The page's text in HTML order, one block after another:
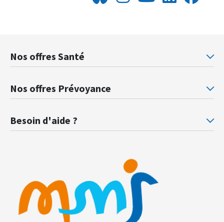
Nos offres Santé
Mutuelle santé Retraités justice
Nos offres Prévoyance
Besoin d'aide ?